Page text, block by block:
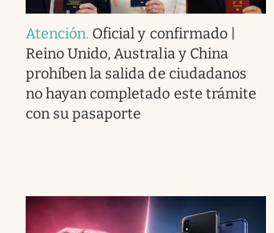
Atención. Oficial y confirmado |
Reino Unido, Australia y China
prohíben la salida de ciudadanos
no hayan completado este trámite
con su pasaporte